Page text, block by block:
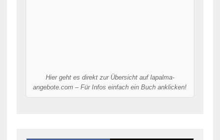
Hier geht es direkt zur Übersicht auf lapalma-
angebote.com – Für Infos einfach ein Buch anklicken!